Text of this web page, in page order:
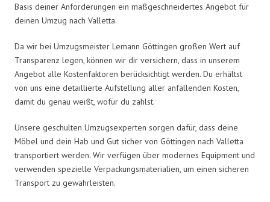
Basis deiner Anforderungen ein maßgeschneidertes Angebot für
deinen Umzug nach Valletta.
Da wir bei Umzugsmeister Lemann Göttingen großen Wert auf
Transparenz legen, können wir dir versichern, dass in unserem
Angebot alle Kostenfaktoren berücksichtigt werden. Du erhältst
von uns eine detaillierte Aufstellung aller anfallenden Kosten,
damit du genau weißt, wofür du zahlst.
Unsere geschulten Umzugsexperten sorgen dafür, dass deine
Möbel und dein Hab und Gut sicher von Göttingen nach Valletta
transportiert werden. Wir verfügen über modernes Equipment und
verwenden spezielle Verpackungsmaterialien, um einen sicheren
Transport zu gewährleisten.